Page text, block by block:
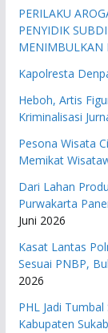
PERILAKU
PENYIDIK
MENIMBULKAN
Kapolresta
Heboh, Artis
Kriminalisasi
Pesona Wisata
Memikat
Dari Lahan
Purwakarta
Juni 2026
Kasat Lantas
Sesuai PNBP,
2026
PHL Jadi
Kabupaten